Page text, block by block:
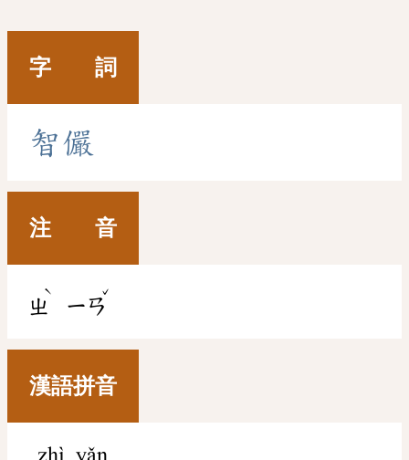
字 詞
智儼
注 音
ㄓ
ˋ
ㄧㄢ
ˇ
漢語拼音
zhì yǎn